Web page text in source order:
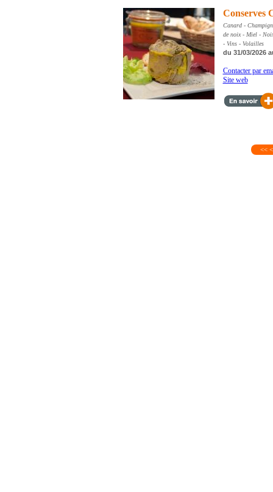
Conserves
Canard -
de noix - Miel -
- Vins - Volailles
du 31/03/2026
Contacter par
Site web
<< <